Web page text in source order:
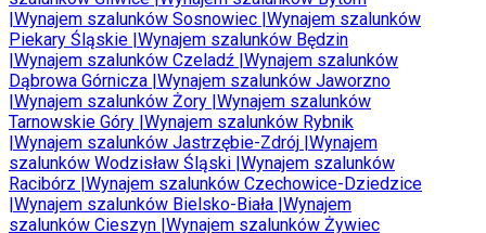
Wynajem szalunków Sosnowiec Wynajem szalunków
Piekary Śląskie Wynajem szalunków Będzin
Wynajem szalunków Czeladź Wynajem szalunków
Dąbrowa Górnicza Wynajem szalunków Jaworzno
Wynajem szalunków Żory Wynajem szalunków
Tarnowskie Góry Wynajem szalunków Rybnik
Wynajem szalunków Jastrzębie-Zdrój Wynajem
szalunków Wodzisław Śląski Wynajem szalunków
Racibórz Wynajem szalunków Czechowice-Dziedzice
Wynajem szalunków Bielsko-Biała Wynajem
szalunków Cieszyn Wynajem szalunków Żywiec